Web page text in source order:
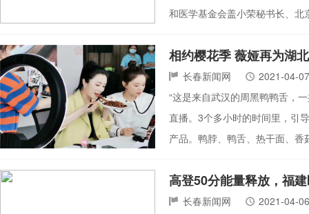
和医学基金会盖小荣秘书长、
相约樱花季 薇娅再为湖
长春新闻网
2021-04-07
“这是来自武汉的周黑鸭鸭舌，
直播。3个多小时的时间里，引
产品。鸭脖、鸭舌、热干面、香
高登50分能量释放，福
长春新闻网
2021-04-06